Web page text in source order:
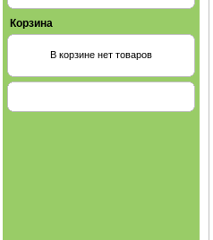
Корзина
В корзине нет товаров